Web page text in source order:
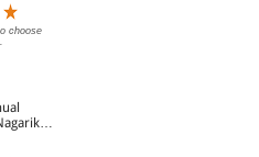
(Constitution of India in
choose
Nyaya